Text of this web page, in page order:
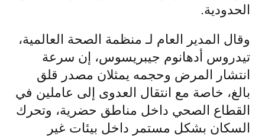
الحدودية.
وقال المدير العام لـ منظمة الصحة العالمية،
تيدروس أدهانوم جيبريسوس، إن سرعة
انتشار المرض وحجمه يمثلان مصدر قلق
بالغ، خاصة مع انتقال العدوى إلى عاملين في
القطاع الصحي داخل مناطق حضرية، وتحرك
السكان بشكل مستمر داخل بيئات غير